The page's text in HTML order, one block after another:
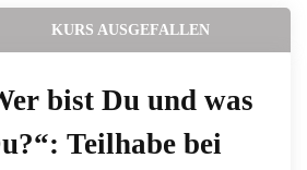
KURS AUSGEFALLEN
bist Du und was
Teilhabe bei